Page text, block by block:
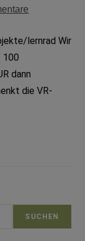
lernrad Wir
100
dann
die VR-
SUCHEN